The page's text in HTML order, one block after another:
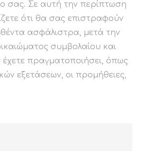
σας. Σε αυτή την περίπτωση
ότι θα σας επιστραφούν
ασφάλιστρα, μετά την
συμβολαίου και
πραγματοποιήσει, όπως
εξετάσεων, οι προμήθειες,